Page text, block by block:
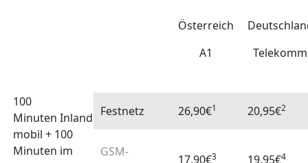
Österreich
A1
Telekomm
100
Minuten Inland
mobil + 100
Minuten im
Festnetz 26,90€1 20,95€2
GSM-
17,90€3 19,95€4